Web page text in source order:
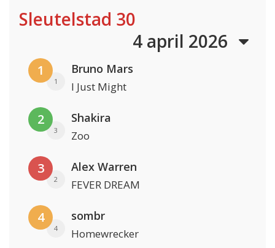
Sleutelstad 30
4 april 2026
1
1
Bruno Mars
I Just Might
2
3
Shakira
Zoo
3
2
Alex Warren
FEVER DREAM
4
4
sombr
Homewrecker